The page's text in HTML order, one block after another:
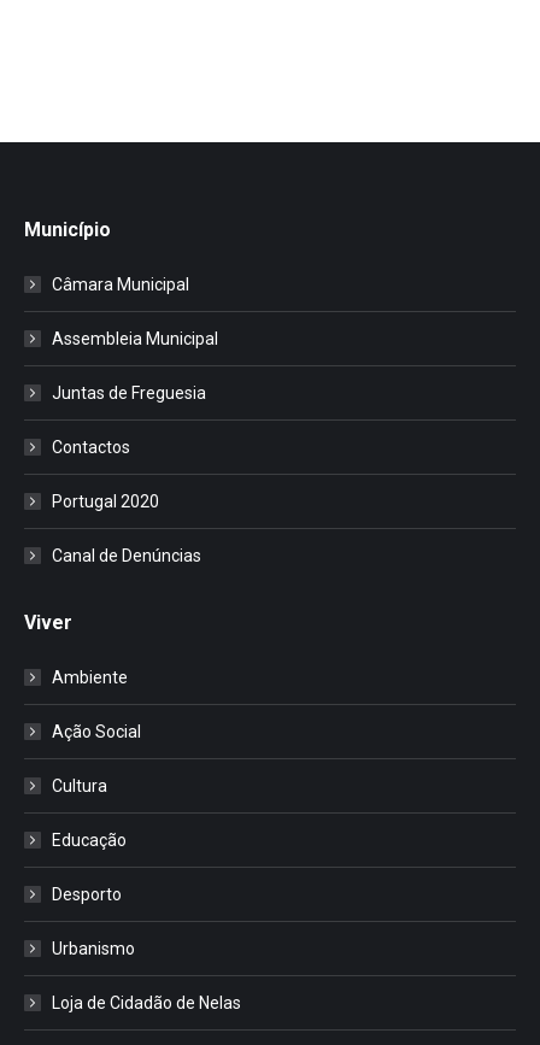
Município
Câmara Municipal
Assembleia Municipal
Juntas de Freguesia
Contactos
Portugal 2020
Canal de Denúncias
Viver
Ambiente
Ação Social
Cultura
Educação
Desporto
Urbanismo
Loja de Cidadão de Nelas